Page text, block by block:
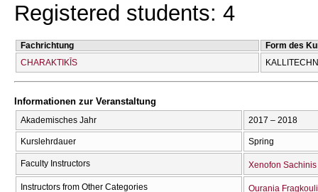
Registered students: 4
Fachrichtung
Form des
CΗARAKTIKĪS
Informationen zur Veranstaltung
Akademisches Jahr 2017 – 2018
Kurslehrdauer Spring
Faculty Instructors Xenofon Sachinis
Instructors from Other Categories Ourania